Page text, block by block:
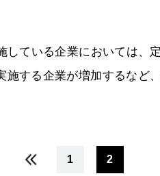
ている企業においては、
する企業が増加するなど
1 2